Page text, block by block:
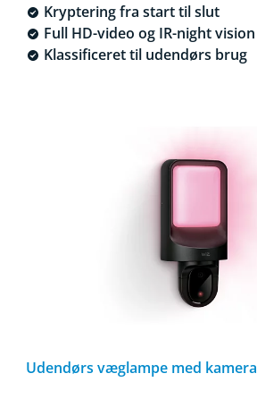
Kryptering fra start til slut
Full HD-video og IR-night vision
Klassificeret til udendørs brug
Udendørs væglampe med kamera